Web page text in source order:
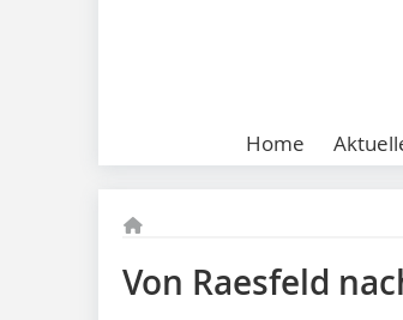
Home
Von Raesfeld